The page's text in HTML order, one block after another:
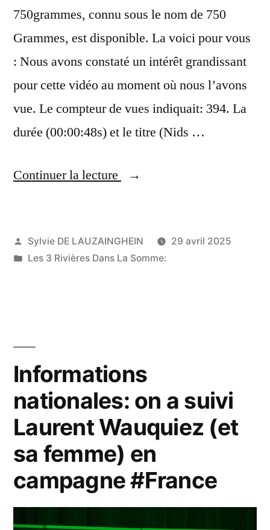
750grammes, connu sous le nom de 750
Grammes, est disponible. La voici pour vous
: Nous avons constaté un intérêt grandissant
pour cette vidéo au moment où nous l’avons
vue. Le compteur de vues indiquait: 394. La
durée (00:00:48s) et le titre (Nids …
Continuer la lecture
« nids
Nids
Publié
par
Sylvie DE LAUZAINGHEIN
29 avril 2025
Publié
Les 3 Rivières Dans La Somme:
Informations
nationales: on a suivi
Laurent Wauquiez (et
sa femme) en
campagne #France